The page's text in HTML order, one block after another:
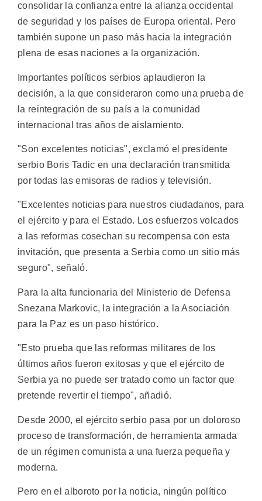
consolidar la confianza entre la alianza occidental
de seguridad y los países de Europa oriental. Pero
también supone un paso más hacia la integración
plena de esas naciones a la organización.
Importantes políticos serbios aplaudieron la
decisión, a la que consideraron como una prueba de
la reintegración de su país a la comunidad
internacional tras años de aislamiento.
"Son excelentes noticias", exclamó el presidente
serbio Boris Tadic en una declaración transmitida
por todas las emisoras de radios y televisión.
"Excelentes noticias para nuestros ciudadanos, para
el ejército y para el Estado. Los esfuerzos volcados
a las reformas cosechan su recompensa con esta
invitación, que presenta a Serbia como un sitio más
seguro", señaló.
Para la alta funcionaria del Ministerio de Defensa
Snezana Markovic, la integración a la Asociación
para la Paz es un paso histórico.
"Esto prueba que las reformas militares de los
últimos años fueron exitosas y que el ejército de
Serbia ya no puede ser tratado como un factor que
pretende revertir el tiempo", añadió.
Desde 2000, el ejército serbio pasa por un doloroso
proceso de transformación, de herramienta armada
de un régimen comunista a una fuerza pequeña y
moderna.
Pero en el alboroto por la noticia, ningún político